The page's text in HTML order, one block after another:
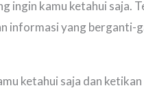
ingin kamu ketahui
informasi yang
ketahui saja dan ketikan